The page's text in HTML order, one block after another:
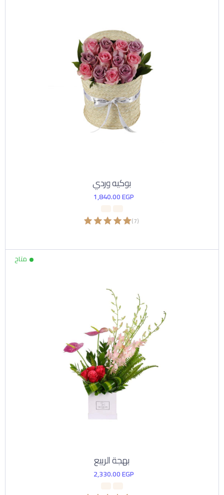
بوكيه وردي
1,840.00EGP
(
7
)
بهجة الربيع
2,330.00EGP